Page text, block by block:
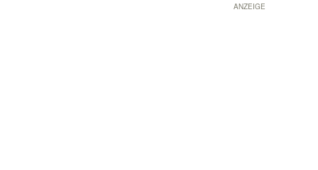
ANZEIGE